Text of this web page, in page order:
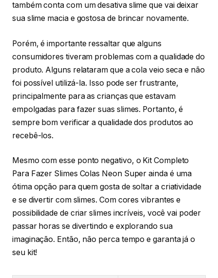
também conta com um desativa slime que vai deixar
sua slime macia e gostosa de brincar novamente.
Porém, é importante ressaltar que alguns
consumidores tiveram problemas com a qualidade do
produto. Alguns relataram que a cola veio seca e não
foi possível utilizá-la. Isso pode ser frustrante,
principalmente para as crianças que estavam
empolgadas para fazer suas slimes. Portanto, é
sempre bom verificar a qualidade dos produtos ao
recebê-los.
Mesmo com esse ponto negativo, o Kit Completo
Para Fazer Slimes Colas Neon Super ainda é uma
ótima opção para quem gosta de soltar a criatividade
e se divertir com slimes. Com cores vibrantes e
possibilidade de criar slimes incríveis, você vai poder
passar horas se divertindo e explorando sua
imaginação. Então, não perca tempo e garanta já o
seu kit!